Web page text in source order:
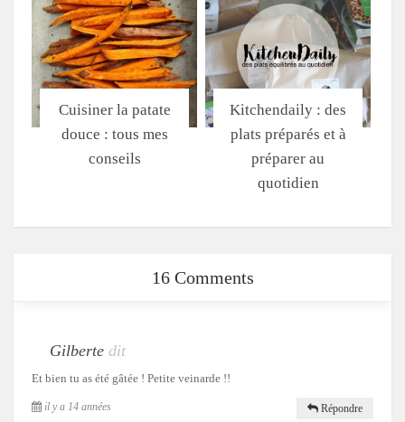
Cuisiner la patate
douce : tous mes
conseils
Kitchendaily : des
plats préparés et à
préparer au
quotidien
16 Comments
Gilberte dit
Et bien tu as été gâtée ! Petite veinarde !!
il y a 14 années Répondre